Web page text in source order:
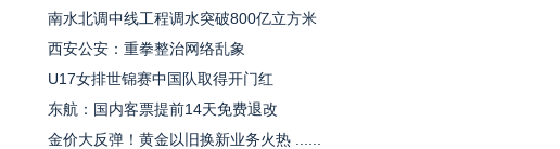
南水北调中线工程调水突破800亿立方米
西安公安：重拳整治网络乱象
U17女排世锦赛中国队取得开门红
东航：国内客票提前14天免费退改
金价大反弹！黄金以旧换新业务火热 ......